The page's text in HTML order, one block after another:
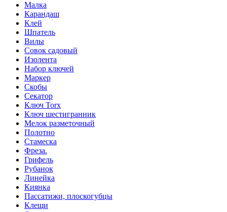
Малка
Карандаш
Клей
Шпатель
Вилы
Совок садовый
Изолента
Набор ключей
Маркер
Скобы
Секатор
Ключ Torx
Ключ шестигранник
Мелок разметочный
Полотно
Стамеска
Фреза.
Грифель
Рубанок
Линейка
Киянка
Пассатижи, плоскогубцы
Клещи